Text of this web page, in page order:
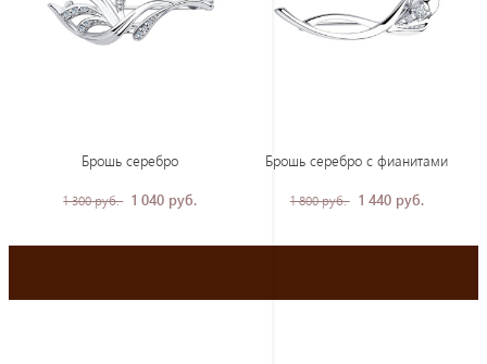
Брошь серебро
1 300 руб. 1 040 руб.
Брошь серебро с фианитами
1 800 руб. 1 440 руб.